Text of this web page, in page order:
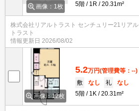
画像：1枚
5階
1R 20.31m²
株式会社リアルトラスト センチュリー21リアル
トラスト
情報更新日 2026/08/02
画像：12枚
5.2万円(管理費等：--)
敷
なし 礼
なし
5階
1K 20.31m²